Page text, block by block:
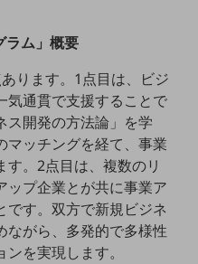
ラム」概要
ります。1点目は、ビジ
気通貫で支援することで
ス開発の方法論」を学
マッチングを経て、事業
。2点目は、複数のリ
ップ企業とが共に事業ア
です。双方で新規ビジネ
ながら、多発的で多様性
を実現します。